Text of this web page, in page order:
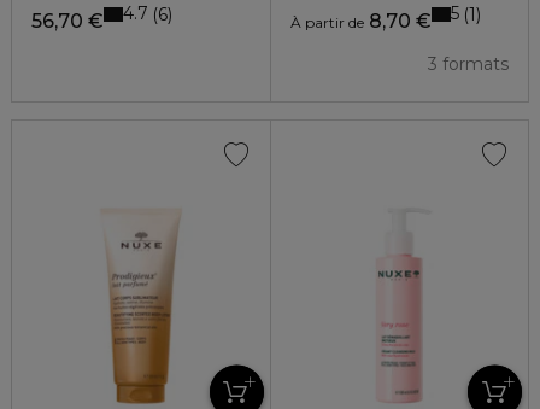
56,70 € 4.7 6 À partir de8,70 €
3 formats
5 1